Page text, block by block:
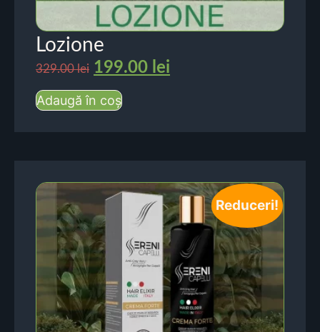
Lozione
329.00lei 199.00 lei
Adaugă în coș
Reduceri!